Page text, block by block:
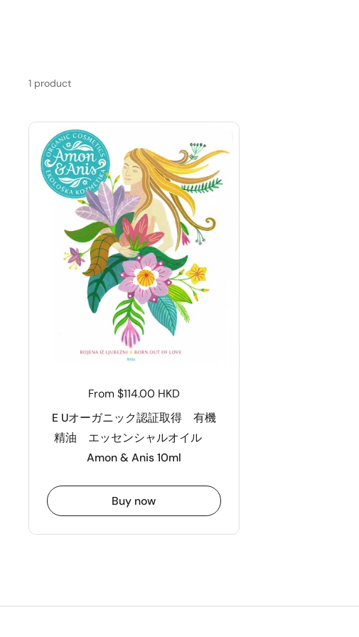
1 product
From $114.00 HKD
E Uオーガニック認証取得 有機
精油 エッセンシャルオイル
Amon & Anis 10ml
Buy now